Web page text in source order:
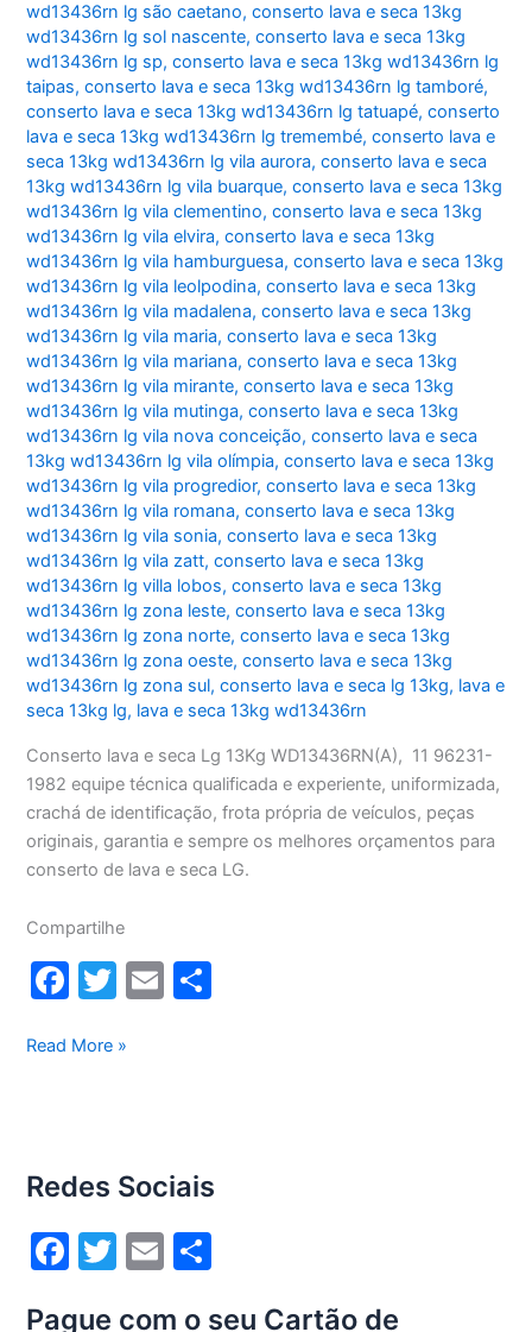
wd13436rn lg são caetano,conserto lava e seca 13kg
wd13436rn lg sol nascente,conserto lava e seca 13kg
wd13436rn lg sp,conserto lava e seca 13kg wd13436rn lg
taipas,conserto lava e seca 13kg wd13436rn lg tamboré,
conserto lava e seca 13kg wd13436rn lg tatuapé,conserto
lava e seca 13kg wd13436rn lg tremembé,conserto lava e
seca 13kg wd13436rn lg vila aurora,conserto lava e seca
13kg wd13436rn lg vila buarque,conserto lava e seca 13kg
wd13436rn lg vila clementino,conserto lava e seca 13kg
wd13436rn lg vila elvira,conserto lava e seca 13kg
wd13436rn lg vila hamburguesa,conserto lava e seca 13kg
wd13436rn lg vila leolpodina,conserto lava e seca 13kg
wd13436rn lg vila madalena,conserto lava e seca 13kg
wd13436rn lg vila maria,conserto lava e seca 13kg
wd13436rn lg vila mariana,conserto lava e seca 13kg
wd13436rn lg vila mirante,conserto lava e seca 13kg
wd13436rn lg vila mutinga,conserto lava e seca 13kg
wd13436rn lg vila nova conceição,conserto lava e seca
13kg wd13436rn lg vila olímpia,conserto lava e seca 13kg
wd13436rn lg vila progredior,conserto lava e seca 13kg
wd13436rn lg vila romana,conserto lava e seca 13kg
wd13436rn lg vila sonia,conserto lava e seca 13kg
wd13436rn lg vila zatt,conserto lava e seca 13kg
wd13436rn lg villa lobos,conserto lava e seca 13kg
wd13436rn lg zona leste,conserto lava e seca 13kg
wd13436rn lg zona norte,conserto lava e seca 13kg
wd13436rn lg zona oeste,conserto lava e seca 13kg
wd13436rn lg zona sul,conserto lava e seca lg 13kg, lava e
seca 13kg lg, lava e seca 13kg wd13436rn
Conserto lava e seca Lg 13Kg WD13436RN(A), 11 96231-
1982 equipe técnica qualificada e experiente, uniformizada,
crachá de identificação, frota própria de veículos, peças
originais, garantia e sempre os melhores orçamentos para
conserto de lava e seca LG.
Compartilhe
F
c
o
o
k
T
itt
E
Conserto
13Kg
Read More »
Redes Sociais
F
T
E
Pague com o seu Cartão de